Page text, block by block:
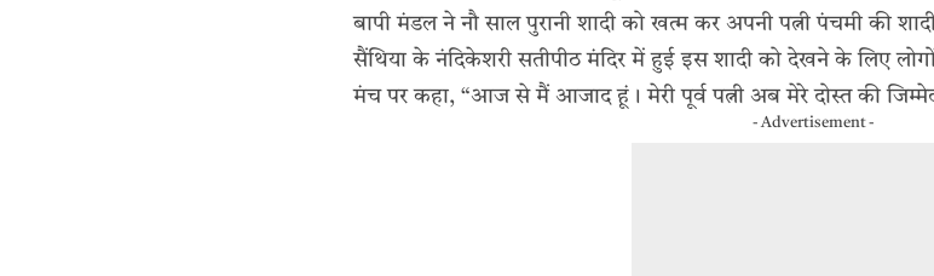
बापी मंडल ने नौ साल पुरानी शादी को खत्म कर अपनी पत्नी पंचमी की
सैंथिया के नंदिकेशरी सतीपीठ मंदिर में हुई इस शादी को देखने के लिए
मंच पर कहा, “आज से मैं आजाद हूं। मेरी पूर्व पत्नी अब मेरे दोस्त की
- Advertisement -